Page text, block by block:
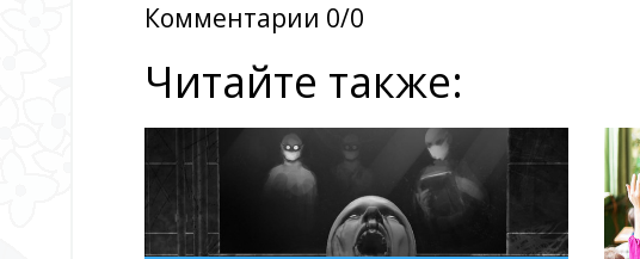
Комментарии 0/0
Читайте также: